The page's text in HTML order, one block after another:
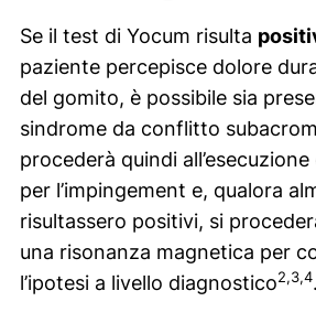
Se il test di Yocum risulta
paziente percepisce dolore
del gomito, è possibile sia
sindrome da conflitto
procederà quindi
per l’impingement e, qualora
risultassero positivi, si
una risonanza magnetica per
l’ipotesi a livello diagnostico2,3,4.